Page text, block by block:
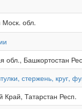
Моск. обл.
обл., Башкортостан
стержень, круг,
Край, Татарстан Респ.